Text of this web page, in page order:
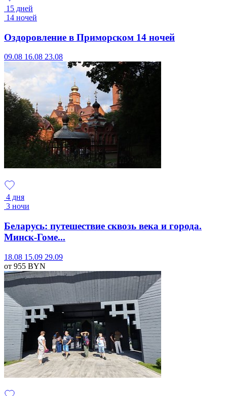
15 дней
14 ночей
Оздоровление в Приморском 14 ночей
09.08 16.08 23.08
4 дня
3 ночи
Беларусь: путешествие сквозь века и города.
Минск-Гоме...
18.08 15.09 29.09
от 955 BYN